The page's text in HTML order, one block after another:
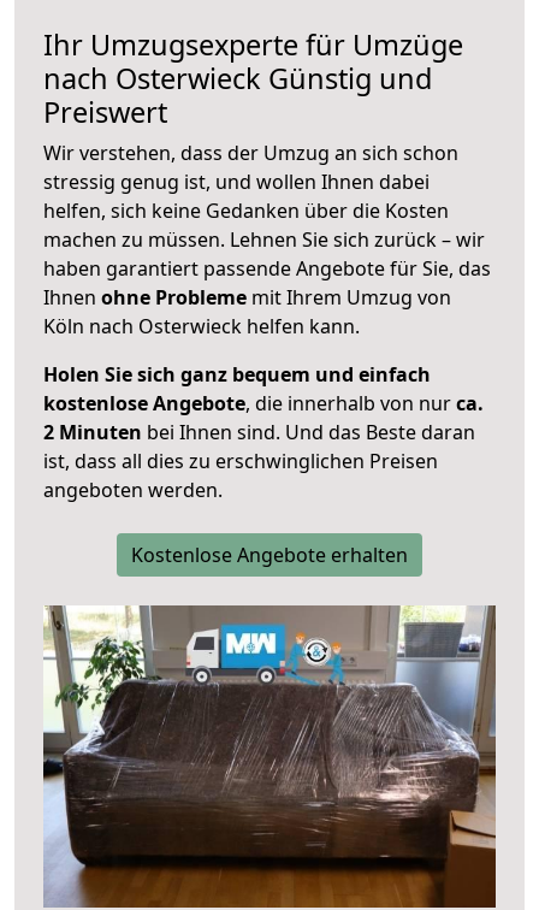
Ihr Umzugsexperte für Umzüge
nach Osterwieck Günstig und
Preiswert
Wir verstehen, dass der Umzug an sich schon
stressig genug ist, und wollen Ihnen dabei
helfen, sich keine Gedanken über die Kosten
machen zu müssen. Lehnen Sie sich zurück – wir
haben garantiert passende Angebote für Sie, das
Ihnen ohne Probleme mit Ihrem Umzug von
Köln nach Osterwieck helfen kann.
Holen Sie sich ganz bequem und einfach
kostenlose Angebote, die innerhalb von nurca.
2 Minuten bei Ihnen sind. Und das Beste daran
ist, dass all dies zu erschwinglichen Preisen
angeboten werden.
Kostenlose Angebote erhalten